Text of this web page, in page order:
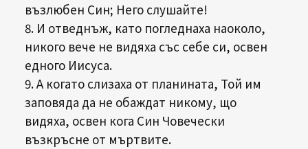
възлюбен Син; Него слушайте!
8. И отведнъж, като погледнаха наоколо,
никого вече не видяха със себе си, освен
едного Иисуса.
9. А когато слизаха от планината, Той им
заповяда да не обаждат никому, що
видяха, освен кога Син Човечески
възкръсне от мъртвите.